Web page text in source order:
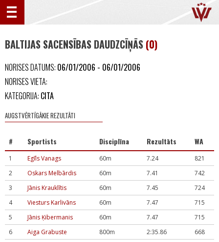
BALTIJAS SACENSĪBAS DAUDZCĪŅĀS (0)
NORISES DATUMS: 06/01/2006 - 06/01/2006
NORISES VIETA:
KATEGORIJA: CITA
AUGSTVĒRTĪGĀKIE REZULTĀTI
# Sportists Disciplīna Rezultāts WA
1 Egīls Vanags 60m 7.24
821
2
Oskars Melbārdis 60m 7.41
742
3
Jānis Krauklītis 60m 7.45
724
4
Viesturs Karlivāns 60m 7.47
715
5
Jānis Ķibermanis 60m 7.47
715
6
Aiga Grabuste 800m 2:35.86
668